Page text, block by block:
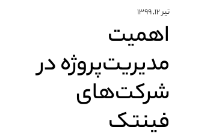
تیر ۱۲, ۱۳۹۹
اهمیت
مدیریت‌پروژه در
شرکت‌های
فینتک